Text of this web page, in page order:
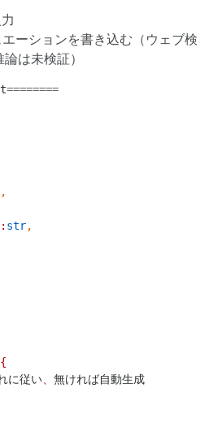
ーションを書き込む（ウェブ検
は未検証）
========
,
: str,
に従い 、無ければ自動生成